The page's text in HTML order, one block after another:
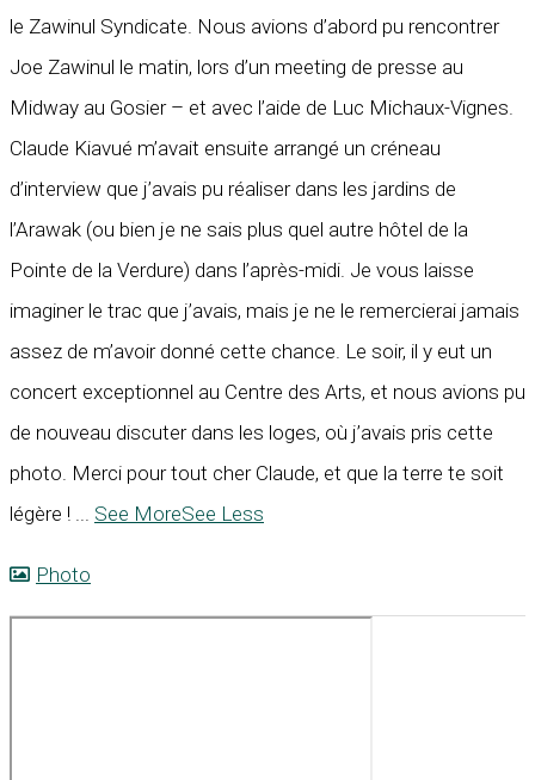
le Zawinul Syndicate. Nous avions d’abord pu rencontrer
Joe Zawinul le matin, lors d’un meeting de presse au
Midway au Gosier – et avec l’aide de Luc Michaux-Vignes.
Claude Kiavué m’avait ensuite arrangé un créneau
d’interview que j’avais pu réaliser dans les jardins de
l’Arawak (ou bien je ne sais plus quel autre hôtel de la
Pointe de la Verdure) dans l’après-midi. Je vous laisse
imaginer le trac que j’avais, mais je ne le remercierai jamais
assez de m’avoir donné cette chance. Le soir, il y eut un
concert exceptionnel au Centre des Arts, et nous avions pu
de nouveau discuter dans les loges, où j’avais pris cette
photo. Merci pour tout cher Claude, et que la terre te soit
légère ! ... See MoreSee Less
Photo